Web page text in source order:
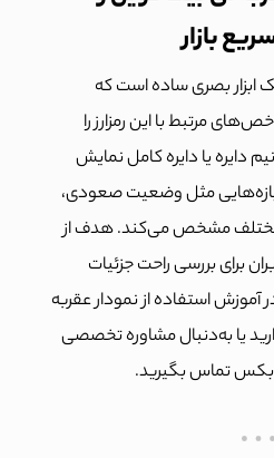
بازار
ابزار بصری ساده است که
مرتبط با این رمزارز را
یا دایره کامل نمایش
مثل وضعیت صعودی،
مختلف مشخص می‌کند. هدف از
برای بررسی راحت جزئیات
استفاده از نمودار عقربه
یا به‌دنبال مشاوره تخصصی
تماس بگیرید.